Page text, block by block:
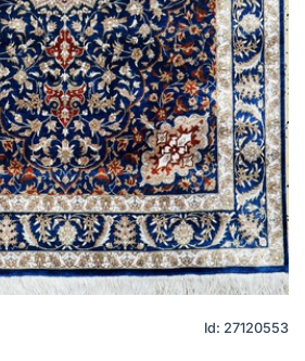
Id: 27120553